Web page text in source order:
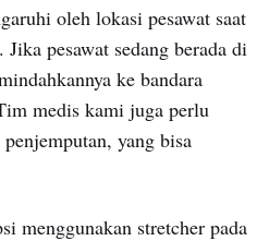
oleh lokasi pesawat saat
pesawat sedang berada di
ke bandara
medis kami juga perlu
yang bisa
menggunakan stretcher pada